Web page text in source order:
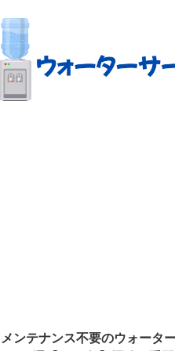
メンテナンス不要のウォータ